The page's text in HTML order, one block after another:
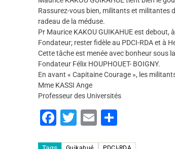
Rassurez-vous bien, militants et militantes
radeau de la méduse.
Pr Maurice KAKOU GUIKAHUE est
Fondateur; rester fidèle au PDCI-RDA et à
Cette tâche est menée avec bonheur sous
Fondateur Félix HOUPHOUET- BOIGNY.
En avant « Capitaine Courage », les
Mme KASSI Ange
Professeur des Universités
F
T
E